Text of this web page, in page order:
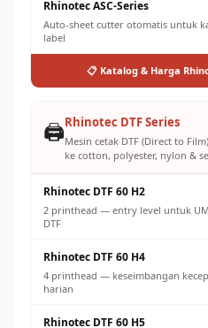
Rhinotec ASC-Series
Auto-sheet cutter otomatis untuk
label
📋 Katalog & Harga
🖨️Rhinotec DTF Series
Mesin cetak DTF (Direct to
ke cotton, polyester, nylon &
Rhinotec DTF 60 H2
2 printhead — entry level untuk
DTF
Rhinotec DTF 60 H4
4 printhead — keseimbangan
harian
Rhinotec DTF 60 H5